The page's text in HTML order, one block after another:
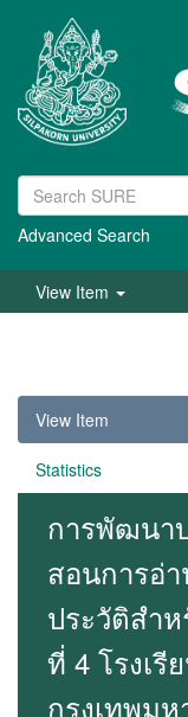
Advanced Search
View Item
View Item
Statistics
การพัฒนา
สอนการอ่
ประวัติสำ
ที่ 4 โรงเรี
กรุงเทพม